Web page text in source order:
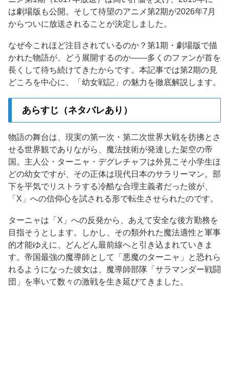
は劇場版も公開。そして待望のアニメ第2期が2026年7月
からついに放送されることが決定しました。
なぜ今これほど注目されているのか？第1期・劇場版で描
かれた物語が、どう展開するのか——多くのファンが首を
長くして待ち続けてきたからです。本記事では第2期の見
どころを中心に、「幼女戦記」の魅力を徹底解説します。
あらすじ（ネタバレあり）
物語の舞台は、現実の第一次・第二次世界大戦を彷彿とさ
せる世界観でありながら、魔法技術が発達した架空の帝
国。主人公・ターニャ・デグレチャフは外見こそ小学生ほ
どの幼女ですが、その正体は現代日本のサラリーマン。部
下を平気でリストラする冷酷な合理主義者だった彼が、
「X」への信仰心を試される形で転生させられたのです。
ターニャは「X」への反発から、あえて安全な後方勤務を
目指そうとします。しかし、その類外れた魔法適性と軍事
的才能ゆえに、どんどん最前線へと引き込まれていきま
す。帝国最強の魔導師として「悪魔のターニャ」と恐れら
れるようになった彼女は、魔導師部隊「サラマンダー戦闘
団」を率いて数々の激戦を生き延びてきました。